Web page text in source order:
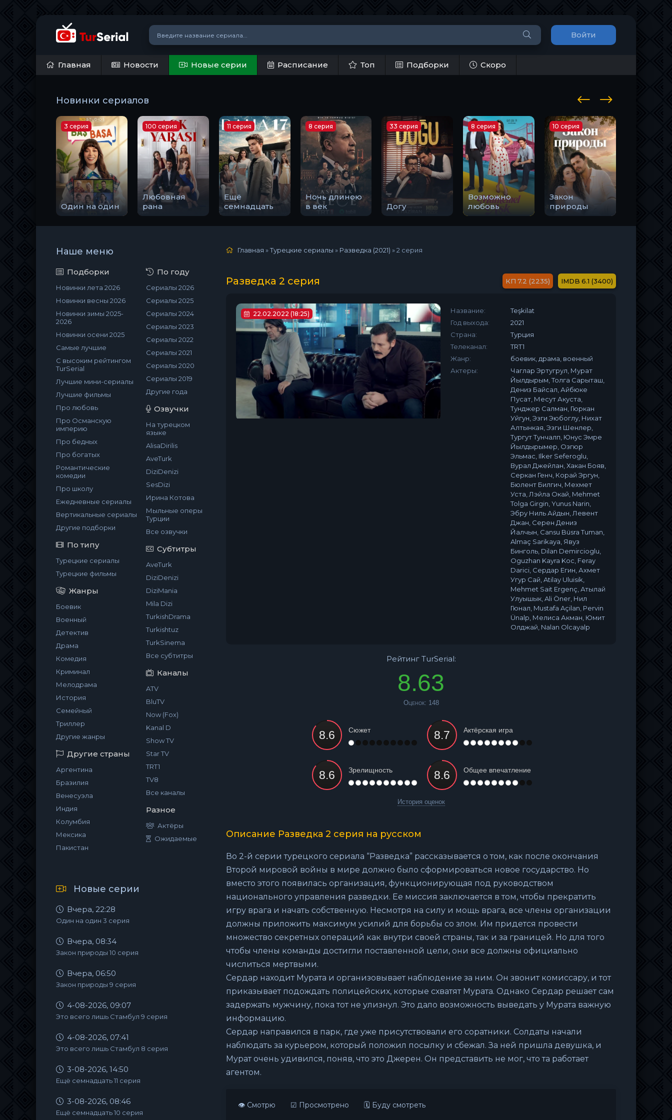
Войти
Главная Новости Новые серии Расписание Топ Подборки Скоро
Новинки сериалов
Один на один
3 серия
Любовная
рана
100 серия
Ещё
семнадцать
11 серия
Ночь длиною
в век
8 серия
Догу
33 серия
Возможно
любовь
8 серия
Закон
природы
10 серия
Наше меню
Подборки
Новинки лета 2026
Новинки весны 2026
Новинки зимы 2025-
2026
Новинки осени 2025
Самые лучшие
С высоким рейтингом
TurSerial
Лучшие мини-сериалы
Лучшие фильмы
Про любовь
Про Османскую
империю
Про бедных
Про богатых
Романтические
комедии
Про школу
Ежедневные сериалы
Вертикальные сериалы
Другие подборки
По типу
Турецкие сериалы
Турецкие фильмы
Жанры
Боевик
Военный
Детектив
Драма
Комедия
Криминал
Мелодрама
История
Семейный
Триллер
Другие жанры
Другие страны
Аргентина
Бразилия
Венесуэла
Индия
Колумбия
Мексика
Пакистан
По году
Сериалы 2026
Сериалы 2025
Сериалы 2024
Сериалы 2023
Сериалы 2022
Сериалы 2021
Сериалы 2020
Сериалы 2019
Другие года
Озвучки
На турецком
языке
AlisaDirilis
AveTurk
DiziDenizi
SesDizi
Ирина Котова
Мыльные оперы
Турции
Все озвучки
Субтитры
AveTurk
DiziDenizi
DiziMania
Mila Dizi
TurkishDrama
Turkishtuz
TurkSinema
Все субтитры
Каналы
ATV
BluTV
Now (Fox)
Kanal D
Show TV
Star TV
TRT1
TV8
Все каналы
Разное
Актёры
Ожидаемые
Новые серии
Вчера, 22:28
Один на один 3 серия
Вчера, 08:34
Закон природы 10 серия
Вчера, 06:50
Закон природы 9 серия
4-08-2026, 09:07
Это всего лишь Стамбул 9 серия
4-08-2026, 07:41
Это всего лишь Стамбул 8 серия
3-08-2026, 14:50
Ещё семнадцать 11 серия
3-08-2026, 08:46
Ещё семнадцать 10 серия
Главная »Турецкие сериалы » Разведка (2021) »2 серия
Разведка 2 серия 7.2 (2235) 6.1 (3400)
22.02.2022 (18:25) Название:
Teşkilat
Год выхода:
2021
Страна:
Турция
Телеканал:
TRT1
Жанр:
боевик, драма, военный
Актеры:
Чаглар Эртугрул, Мурат
Йылдырым, Толга Сарыташ,
Дениз Байсал, Айбюке
Пусат, Месут Акуста,
Тунджер Салман, Гюркан
Уйгун, Эзги Эюбоглу, Нихат
Алтынкая, Эзги Шенлер,
Тургут Тунчалп, Юнус Эмре
Йылдырымер, Озгюр
Эльмас, Ilker Seferoglu,
Вурал Джейлан, Хакан Бояв,
Серкан Генч, Корай Эргун,
Бюлент Билгич, Мехмет
Уста, Лэйла Окай, Mehmet
Tolga Girgin, Yunus Narin,
Эбру Ниль Айдын, Левент
Джан, Серен Дениз
Йалчын, Cansu Büsra Tuman,
Almaç Sarikaya, Явуз
Бинголь, Dilan Demircioglu,
Oguzhan Kayra Koc, Feray
Darici, Сердар Егин, Ахмет
Угур Сай, Atilay Uluisik,
Mehmet Sait Ergenç, Атылай
Улуышык, Ali Öner, Нил
Гюнал, Mustafa Açilan, Pervin
Ünalp, Мелиса Акман, Юмит
Олджай, Nalan Olcayalp
Рейтинг TurSerial:
8.63
Оценок: 148
Сюжет Актёрская игра
Зрелищность Общее впечатление
История оценок
Описание Разведка 2 серия на русском
Во 2-й серии турецкого сериала “Разведка” рассказывается о том, как после окончания
Второй мировой войны в мире должно было сформироваться новое государство. Но
вместо этого появилась организация, функционирующая под руководством
национального управления разведки. Ее миссия заключается в том, чтобы прекратить
игру врага и начать собственную. Несмотря на силу и мощь врага, все члены организации
должны приложить максимум усилий для борьбы со злом. Им придется провести
множество секретных операций как внутри своей страны, так и за границей. Но для того
чтобы члены команды достигли поставленной цели, они все должны официально
числиться мертвыми.
Сердар находит Мурата и организовывает наблюдение за ним. Он звонит комиссару, и тот
приказывает подождать полицейских, которые схватят Мурата. Однако Сердар решает сам
задержать мужчину, пока тот не улизнул. Это дало возможность выведать у Мурата важную
информацию.
Сердар направился в парк, где уже присутствовали его соратники. Солдаты начали
наблюдать за курьером, который положил посылку и сбежал. За ней пришла девушка, и
Мурат очень удивился, поняв, что это Джерен. Он представить не мог, что та работает
агентом.
👁 Смотрю ☑ Просмотрено 🗓 Буду смотреть